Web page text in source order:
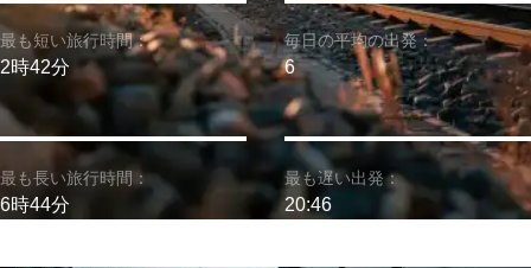
最も短い旅行時間：
2時42分
最も長い旅行時間：
6時44分
毎日の平均の出発：
6
最も遅い出発：
20:46